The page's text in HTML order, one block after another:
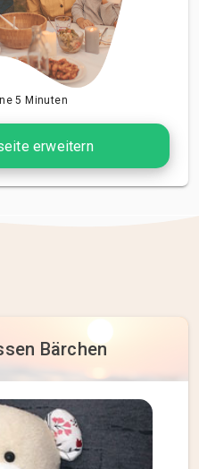
5 Minuten
erweitern
Bärchen